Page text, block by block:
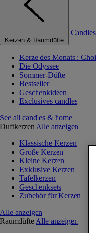
Kerzen & Raumdüfte
Kerze des Monats :
Die Odyssee
Sommer-Düfte
Bestseller
Geschenkideen
Exclusives candles
See all candles & home
Duftkerzen Alle anzeigen
Klassische Kerzen
Große Kerzen
Kleine Kerzen
Exklusive Kerzen
Tafelkerzen
Geschenksets
Zubehör für Kerzen
Alle anzeigen
Raumdüfte Alle anzeigen